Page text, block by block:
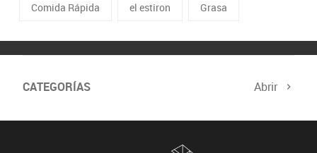
Comida Rápida el estiron Grasa
CATEGORÍAS Abrir